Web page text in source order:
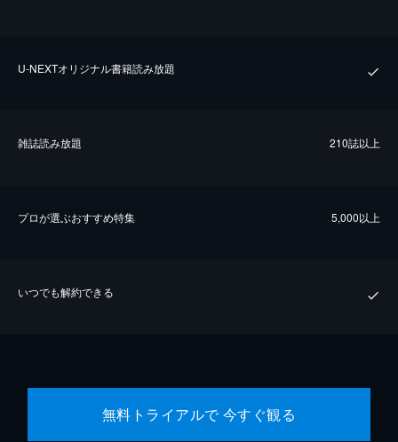
U-NEXTオリジナル書籍読み放題
雑誌読み放題 210誌以上
プロが選ぶおすすめ特集 5,000以上
いつでも解約できる
無料トライアルで 今すぐ観る